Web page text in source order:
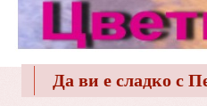
Да ви е сладко с